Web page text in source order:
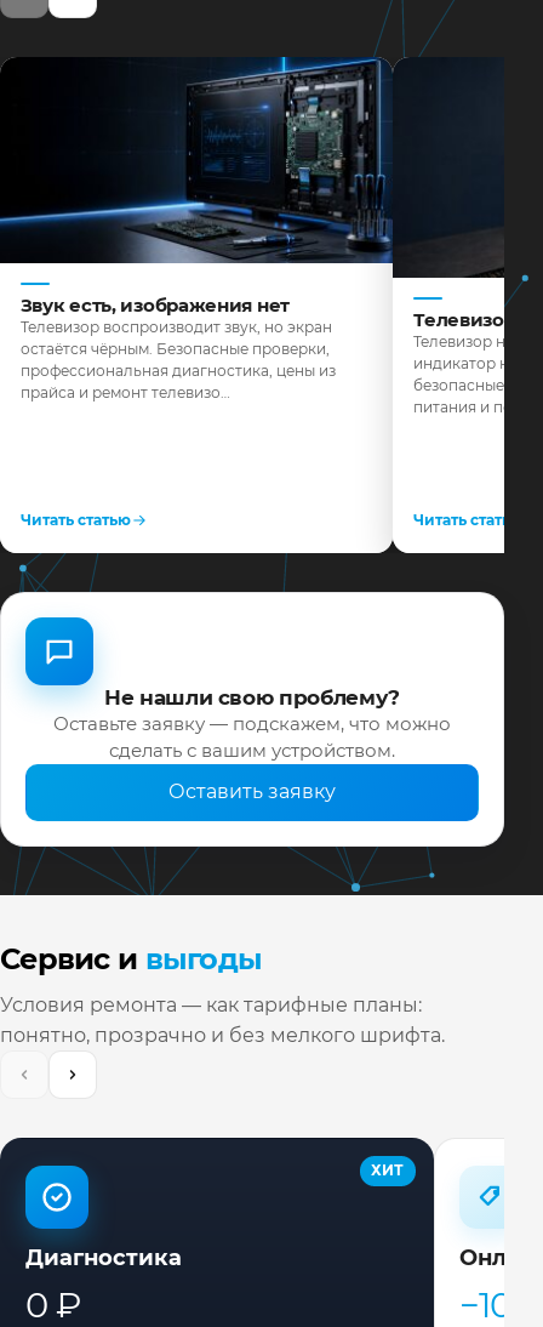
Звук есть, изображения нет
Телевизор воспроизводит звук, но экран
остаётся чёрным. Безопасные проверки,
профессиональная диагностика, цены из
прайса и ремонт телевизо…
Читать статью
Телевизор
Телевизор не
индикатор не
безопасные
питания и
Читать статью
Не нашли свою проблему?
Оставьте заявку — подскажем, что можно
сделать с вашим устройством.
Оставить заявку
Сервис и выгоды
Условия ремонта — как тарифные планы:
понятно, прозрачно и без мелкого шрифта.
ХИТ
Диагностика
0 ₽ −10%